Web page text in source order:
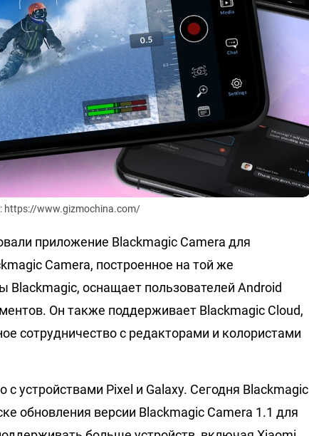
https://www.gizmochina.com/
приложение Blackmagic Camera для
Camera, построенное на той же
Blackmagic, оснащает пользователей Android
Он также поддерживает Blackmagic Cloud,
сотрудничество с редакторами и колористами
устройствами Pixel и Galaxy. Сегодня Blackmagic
обновления версии Blackmagic Camera 1.1 для